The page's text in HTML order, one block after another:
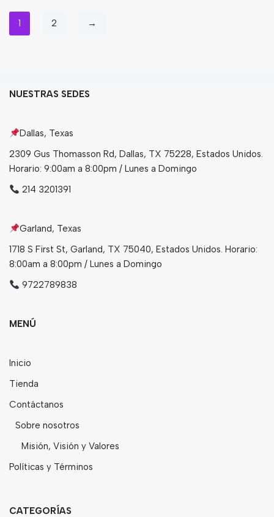
1 2 →
NUESTRAS SEDES
Dallas, Texas
2309 Gus Thomasson Rd, Dallas, TX 75228, Estados Unidos.
Horario: 9:00am a 8:00pm / Lunes a Domingo
214 3201391
Garland, Texas
1718 S First St, Garland, TX 75040, Estados Unidos. Horario:
8:00am a 8:00pm / Lunes a Domingo
9722789838
MENÚ
Inicio
Tienda
Contáctanos
Sobre nosotros
Misión, Visión y Valores
Políticas y Términos
CATEGORÍAS